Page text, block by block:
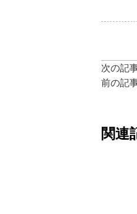
次の記
前の記
関連